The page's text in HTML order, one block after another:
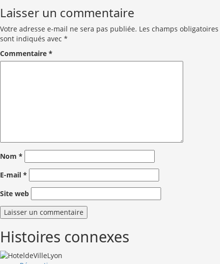
Laisser un commentaire
Votre adresse e-mail ne sera pas publiée. Les champs obligatoires
sont indiqués avec *
Commentaire *
Nom *
E-mail *
Site web
Histoires connexes